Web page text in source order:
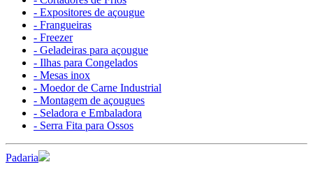
- Expositores de açougue
- Frangueiras
- Freezer
- Geladeiras para açougue
- Ilhas para Congelados
- Mesas inox
- Moedor de Carne Industrial
- Montagem de açougues
- Seladora e Embaladora
- Serra Fita para Ossos
Padaria